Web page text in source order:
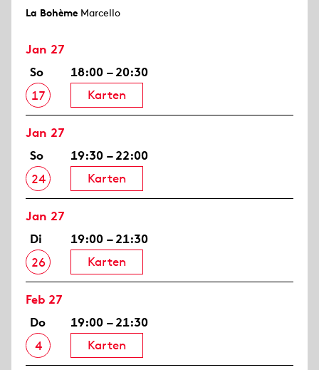
La Bohème Marcello
Jan 27
So
17
18:00 – 20:30
Karten
Jan 27
So
24
19:30 – 22:00
Karten
Jan 27
Di
26
19:00 – 21:30
Karten
Feb 27
Do
4
19:00 – 21:30
Karten